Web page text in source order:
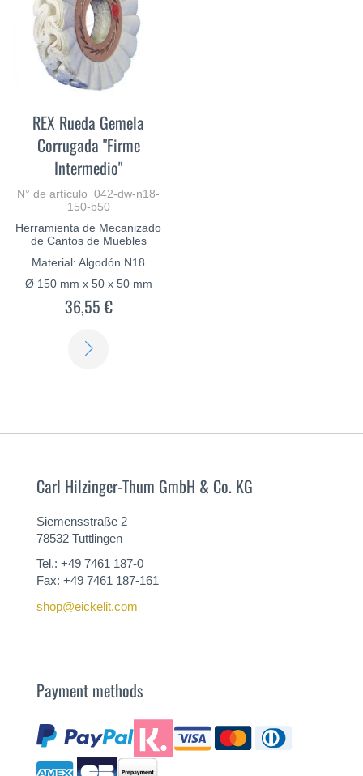
REX Rueda Gemela
Corrugada "Firme
Intermedio"
N° de artículo 042-dw-n18-
150-b50
Herramienta de Mecanizado
de Cantos de Muebles
Material: Algodón N18
Ø 150 mm x 50 x 50 mm
36,55 €
Carl Hilzinger-Thum GmbH & Co. KG
Siemensstraße 2
78532 Tuttlingen
Tel.: +49 7461 187-0
Fax: +49 7461 187-161
shop@eickelit.com
Payment methods